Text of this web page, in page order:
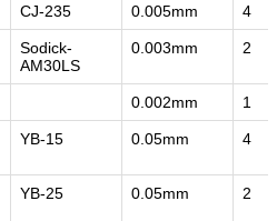
CJ-235 0.005mm 4
Sodick-
AM30LS
0.003mm 2
0.002mm 1
YB-15 0.05mm 4
YB-25 0.05mm 2